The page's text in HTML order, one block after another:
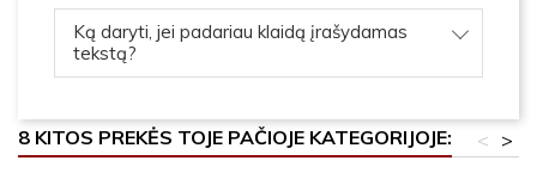
Ką daryti, jei padariau klaidą įrašydamas
tekstą?
8 KITOS PREKĖS TOJE PAČIOJE KATEGORIJOJE: >
<